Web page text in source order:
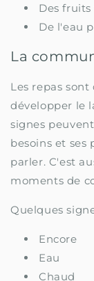
Des fruits
De l'eau
La
Les repas
développer le
signes
besoins et ses
parler. C'est
moments de
Quelques
Encore
Eau
Chaud